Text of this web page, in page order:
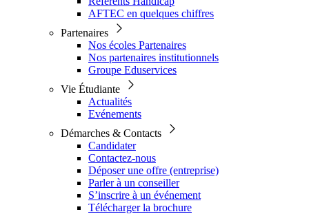
AFTEC en quelques chiffres
Partenaires
Nos écoles Partenaires
Nos partenaires institutionnels
Groupe Eduservices
Vie Étudiante
Actualités
Evénements
Démarches & Contacts
Candidater
Contactez-nous
Déposer une offre (entreprise)
Parler à un conseiller
S’inscrire à un événement
Télécharger la brochure